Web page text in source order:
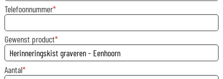
Telefoonnummer
Gewenst product
Aantal